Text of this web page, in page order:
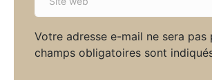
Votre adresse e-mail ne sera pas
champs obligatoires sont
l
*
e
w